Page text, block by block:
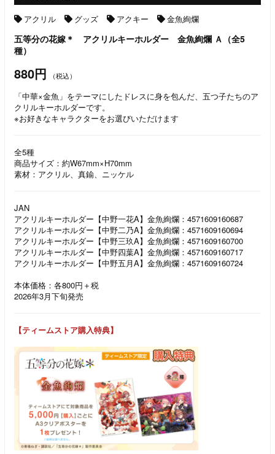
アクリル グッズ アクキー 金魚絢爛
五等分の花嫁＊ アクリルキーホルダー 金魚絢爛 Ａ（全5
種）
880円 （税込）
「中華×金魚」をテーマにしたドレスに身を包んだ、五つ子たちのア
クリルキーホルダーです。
※お好きなキャラクターをお選びいただけます
全5種
商品サイズ：約W67mm×H70mm
素材：アクリル、真鍮、ニッケル
JAN
アクリルキーホルダー【中野一花A】金魚絢爛：4571609160687
アクリルキーホルダー【中野二乃A】金魚絢爛：4571609160694
アクリルキーホルダー【中野三玖A】金魚絢爛：4571609160700
アクリルキーホルダー【中野四葉A】金魚絢爛：4571609160717
アクリルキーホルダー【中野五月A】金魚絢爛：4571609160724
本体価格：各800円＋税
2026年3月下旬発売
【ティームストア購入特典】